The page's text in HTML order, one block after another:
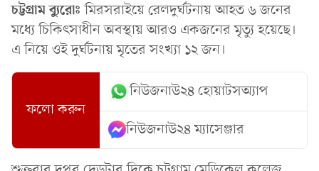
চট্টগ্রাম ব্যুরোঃমিরসরাইয়ে রেলদুর্ঘটনায় আহত ৬ জনের
মধ্যে চিকিৎসাধীন অবস্থায় আরও একজনের মৃত্যু হয়েছে।
এ নিয়ে ওই দুর্ঘটনায় মৃতের সংখ্যা ১২ জন।
ফলো করুন
নিউজনাউ২৪ হোয়াটসঅ্যাপ
নিউজনাউ২৪ ম্যাসেঞ্জার